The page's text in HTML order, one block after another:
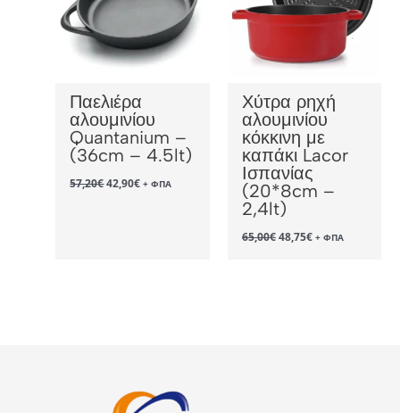
Παελιέρα
αλουμινίου
Quantanium –
(36cm – 4.5lt)
57,20€ Original
price
42,90€Η+ ΦΠΑ
Χύτρα ρηχή
αλουμινίου
κόκκινη με
καπάκι Lacor
Ισπανίας
(20*8cm –
2,4lt)
65,00€ Original
price
48,75€Η+ ΦΠΑ